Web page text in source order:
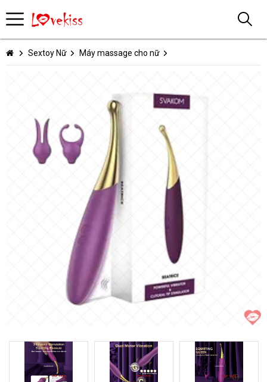
Sextoy Nữ Máy massage cho nữ